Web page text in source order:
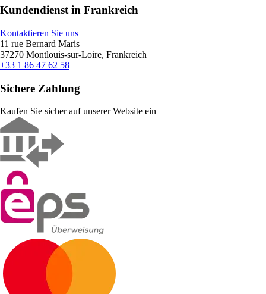
Kundendienst in Frankreich
Kontaktieren Sie uns
11 rue Bernard Maris
37270 Montlouis-sur-Loire, Frankreich
+33 1 86 47 62 58
Sichere Zahlung
Kaufen Sie sicher auf unserer Website ein